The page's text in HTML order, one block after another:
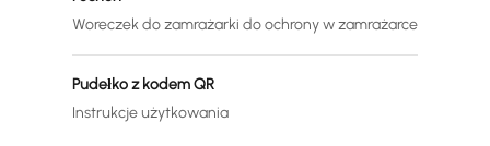
Woreczek do zamrażarki do ochrony w zamrażarce
Pudełko z kodem QR
Instrukcje użytkowania